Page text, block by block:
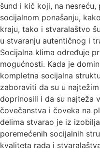
šund i kič koji, na
socijalnom ponašanju,
kraju, tako i stvaralaštvo
u stvaranju autentičnog i
Socijalna klima određuje
mogućnosti. Kada je
kompletna socijalna
zaboraviti da su u
doprinosili i da su najteža
čovečanstva i čoveka na
delima stvarao je iz
poremećenih socijalnih
kvaliteta rada i